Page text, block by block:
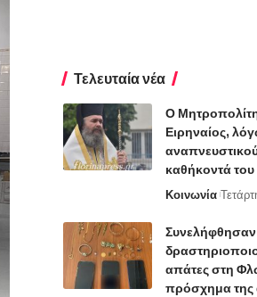
Τελευταία νέα
Ο
Ειρηναίος,
καθήκοντά του
Κοινωνία
απάτες στη
πρόσχημα της